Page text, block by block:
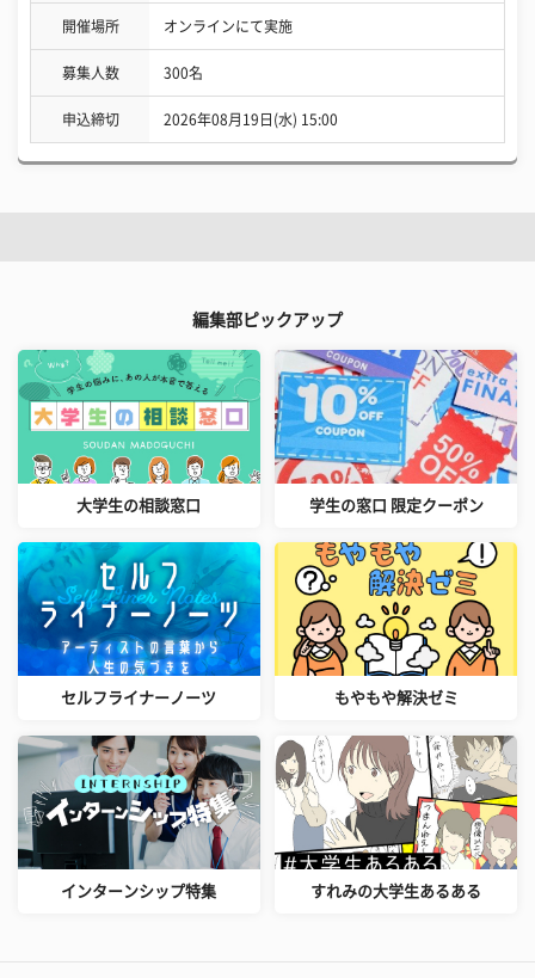
開催場所 オンラインにて実施
募集人数 300名
申込締切 2026年08月19日(水) 15:00
編集部ピックアップ
大学生の相談窓口 学生の窓口 限定クーポン
セルフライナーノーツ もやもや解決ゼミ
インターンシップ特集 すれみの大学生あるある